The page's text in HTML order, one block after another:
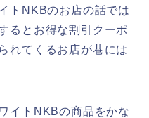
トNKBのお店の話では
るとお得な割引クーポ
れてくるお店が巷には
イトNKBの商品をかな